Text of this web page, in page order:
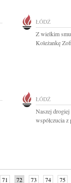
ŁÓDŹ
Z wielkim
Koleżankę
ŁÓDŹ
Naszej
współczucia
71 72 73 74 75